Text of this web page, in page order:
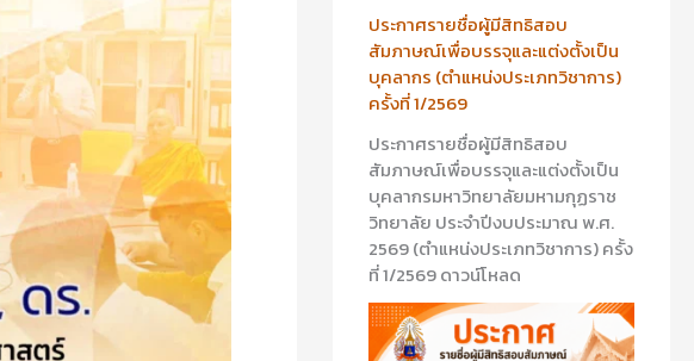
ประกาศรายชื่อผู้มีสิทธิสอบ
สัมภาษณ์เพื่อบรรจุและแต่งตั้งเป็น
บุคลากร (ตำแหน่งประเภทวิชาการ)
ครั้งที่ 1/2569
ประกาศรายชื่อผู้มีสิทธิสอบ
สัมภาษณ์เพื่อบรรจุและแต่งตั้งเป็น
บุคลากรมหาวิทยาลัยมหามกุฏราช
วิทยาลัย ประจำปีงบประมาณ พ.ศ.
2569 (ตำแหน่งประเภทวิชาการ) ครั้ง
ที่ 1/2569 ดาวน์โหลด